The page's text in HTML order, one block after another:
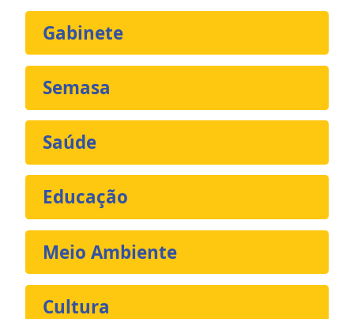
Gabinete
Semasa
Saúde
Educação
Meio Ambiente
Cultura